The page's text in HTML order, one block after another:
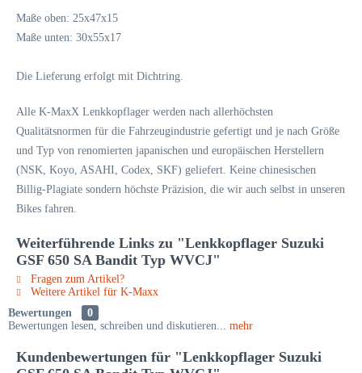
Maße oben: 25x47x15
Maße unten: 30x55x17
Die Lieferung erfolgt mit Dichtring.
Alle K-MaxX Lenkkopflager werden nach allerhöchsten
Qualitätsnormen für die Fahrzeugindustrie gefertigt und je nach Größe
und Typ von renomierten japanischen und europäischen Herstellern
(NSK, Koyo, ASAHI, Codex, SKF) geliefert. Keine chinesischen
Billig-Plagiate sondern höchste Präzision, die wir auch selbst in unseren
Bikes fahren.
Weiterführende Links zu "Lenkkopflager Suzuki
GSF 650 SA Bandit Typ WVCJ"
Fragen zum Artikel?
Weitere Artikel für K-Maxx
Bewertungen
0
Bewertungen lesen, schreiben und diskutieren... mehr
Kundenbewertungen für "Lenkkopflager Suzuki